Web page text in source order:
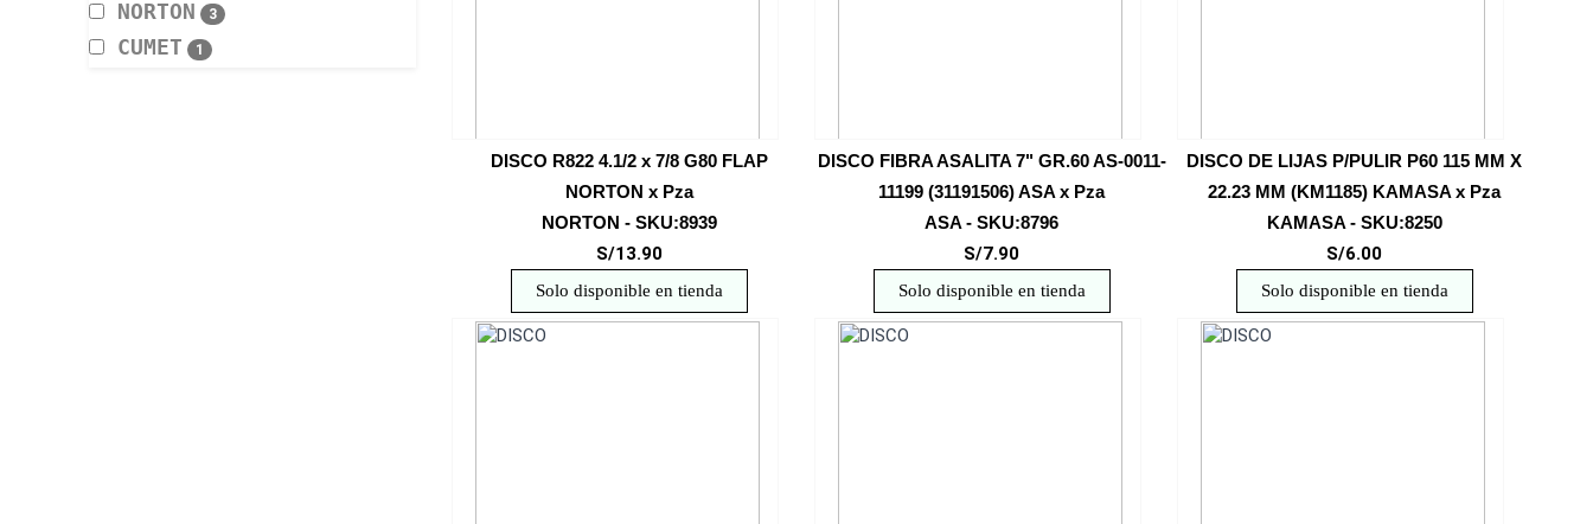
NORTON 3
CUMET 1
DISCO R822 4.1/2 x 7/8 G80 FLAP
NORTON x Pza
NORTON - SKU:8939
S/13.90
Solo disponible en tienda
DISCO FIBRA ASALITA 7" GR.60 AS-0011-
11199 (31191506) ASA x Pza
ASA - SKU:8796
S/7.90
Solo disponible en tienda
DISCO DE LIJAS P/PULIR P60 115 MM X
22.23 MM (KM1185) KAMASA x Pza
KAMASA - SKU:8250
S/6.00
Solo disponible en tienda